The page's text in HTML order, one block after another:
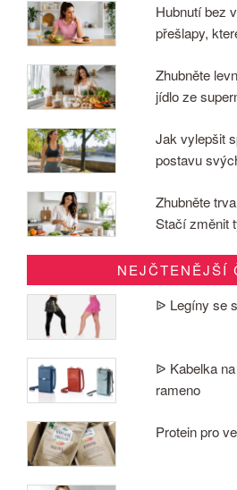
Hubnutí bez
přešlapy,
Zhubněte
jídlo ze
Jak vylepšit
postavu
Zhubněte
Stačí změnit
NEJČTENĚJŠÍ
ᐉ Legíny se
ᐉ Kabelka
rameno
Protein pro